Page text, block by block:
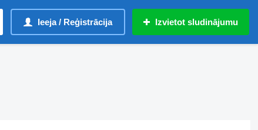
Ieeja / Reģistrācija Izvietot sludinājumu